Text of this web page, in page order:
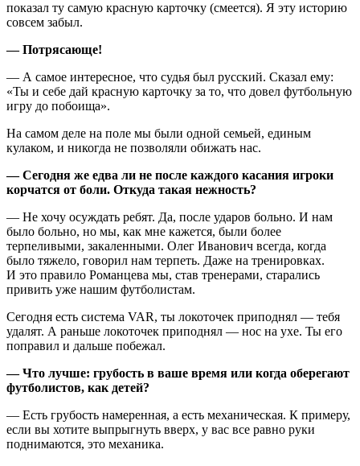
показал ту самую красную карточку (смеется). Я эту историю
совсем забыл.
— Потрясающе!
— А самое интересное, что судья был русский. Сказал ему:
«Ты и себе дай красную карточку за то, что довел футбольную
игру до побоища».
На самом деле на поле мы были одной семьей, единым
кулаком, и никогда не позволяли обижать нас.
— Сегодня же едва ли не после каждого касания игроки
корчатся от боли. Откуда такая нежность?
— Не хочу осуждать ребят. Да, после ударов больно. И нам
было больно, но мы, как мне кажется, были более
терпеливыми, закаленными. Олег Иванович всегда, когда
было тяжело, говорил нам терпеть. Даже на тренировках.
И это правило Романцева мы, став тренерами, старались
привить уже нашим футболистам.
Сегодня есть система VAR, ты локоточек приподнял — тебя
удалят. А раньше локоточек приподнял — нос на ухе. Ты его
поправил и дальше побежал.
— Что лучше: грубость в ваше время или когда оберегают
футболистов, как детей?
— Есть грубость намеренная, а есть механическая. К примеру,
если вы хотите выпрыгнуть вверх, у вас все равно руки
поднимаются, это механика.